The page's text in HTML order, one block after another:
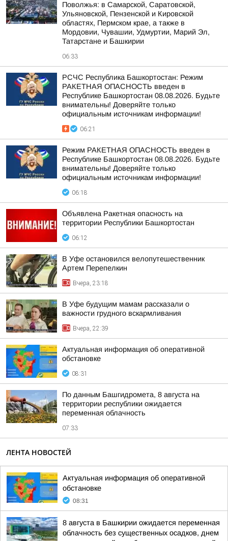
Поволжья: в Самарской, Саратовской,
Ульяновской, Пензенской и Кировской
областях, Пермском крае, а также в
Мордовии, Чувашии, Удмуртии, Марий Эл,
Татарстане и Башкирии
06:33
РСЧС Республика Башкортостан: Режим
РАКЕТНАЯ ОПАСНОСТЬ введен в
Республике Башкортостан 08.08.2026. Будьте
внимательны! Доверяйте только
официальным источникам информации!
06:21
Режим РАКЕТНАЯ ОПАСНОСТЬ введен в
Республике Башкортостан 08.08.2026. Будьте
внимательны! Доверяйте только
официальным источникам информации!
06:18
Объявлена Ракетная опасность на
территории Республики Башкортостан
06:12
В Уфе остановился велопутешественник
Артем Перепелкин
Вчера, 23:18
В Уфе будущим мамам рассказали о
важности грудного вскармливания
Вчера, 22:39
Актуальная информация об оперативной
обстановке
08:31
По данным Башгидромета, 8 августа на
территории республики ожидается
переменная облачность
07:33
ЛЕНТА НОВОСТЕЙ
Актуальная информация об оперативной
обстановке
08:31
8 августа в Башкирии ожидается переменная
облачность без существенных осадков, днем